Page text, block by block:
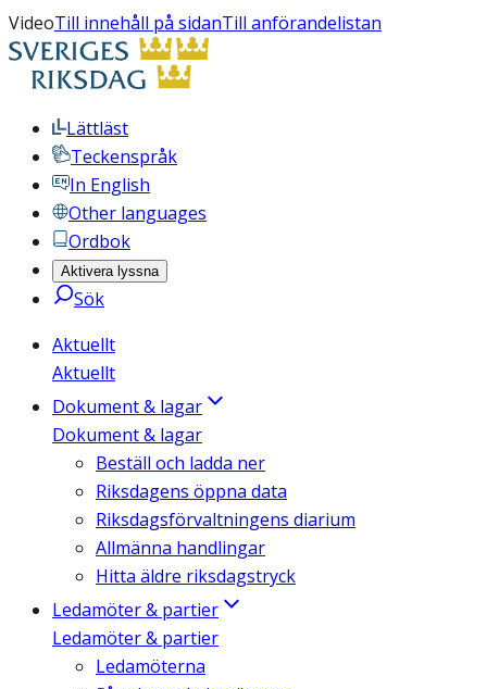
VideoTill innehåll på sidanTill anförandelistan
Lättläst
Teckenspråk
In English
Other languages
Ordbok
Aktivera lyssna
Sök
Aktuellt
Aktuellt
Dokument & lagar
Dokument & lagar
Beställ och ladda ner
Riksdagens öppna data
Riksdagsförvaltningens diarium
Allmänna handlingar
Hitta äldre riksdagstryck
Ledamöter & partier
Ledamöter & partier
Ledamöterna